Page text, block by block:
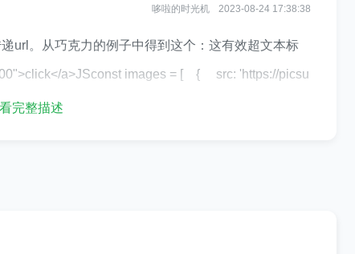
哆啦的时光机 2023-08-24 17:38:38
url。从巧克力的例子中得到这个：这有效超文本标
a>JSconst images = [ { src: 'https://picsu
{ api } = Chocolat(images, {})$('a').on('click', fun
完整描述